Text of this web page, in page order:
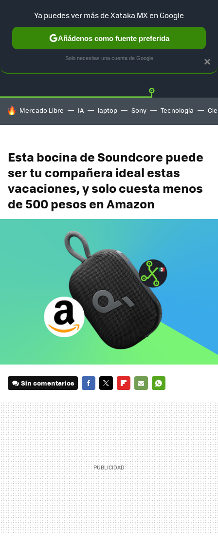
GUÍA DE COMPRAS MERCADO LIBRE
HOY SE HABLA DE
Mercado Libre IA laptop Sony Tecnología
Esta bocina de Soundcore puede
ser tu compañera ideal estas
vacaciones, y solo cuesta menos
de 500 pesos en Amazon
Sin comentarios
MAIL
×
Ya puedes ver más de Xataka MX en Google
Añádenos como fuente preferida
Solo necesitas una cuenta de Google